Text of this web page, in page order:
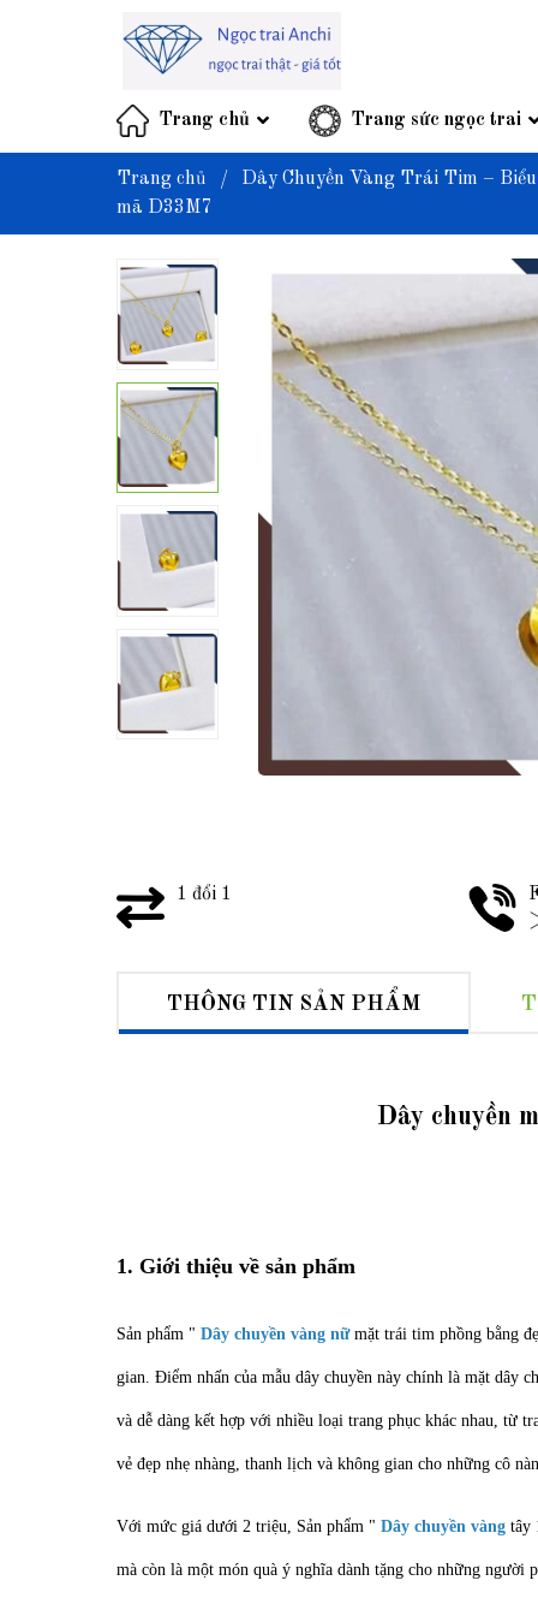
Trang chủ Trang sức ngọc trai
Trang chủ / Dây Chuyền Vàng Trái Tim –
mã D33M7
1 đổi 1
THÔNG TIN SẢN PHẨM
Dây chuyền
1. Giới thiệu về sản phẩm
Sản phẩm " Dây chuyền vàng nữmặt trái tim phồng bằng
gian. Điểm nhấn của mẫu dây chuyền này chính là mặt dây
và dễ dàng kết hợp với nhiều loại trang phục khác nhau, từ
vẻ đẹp nhẹ nhàng, thanh lịch và không gian cho những cô
Với mức giá dưới 2 triệu, Sản phẩm " Dây chuyền vàng tây
mà còn là một món quà ý nghĩa dành tặng cho những